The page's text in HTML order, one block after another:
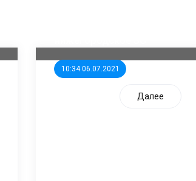
10:34 06.07.2021
Далее